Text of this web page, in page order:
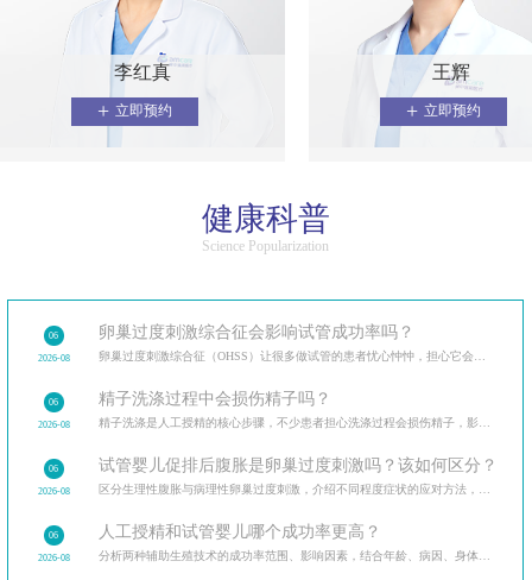
李红真
+ 立即预约
王辉
+ 立即预约
健康科普
Science Popularization
06
2026-08
卵巢过度刺激综合征会影响试管成功率吗？
06
2026-08
精子洗涤过程中会损伤精子吗？
06
2026-08
试管婴儿促排后腹胀是卵巢过度刺激吗？该如何区分？
06
2026-08
人工授精和试管婴儿哪个成功率更高？